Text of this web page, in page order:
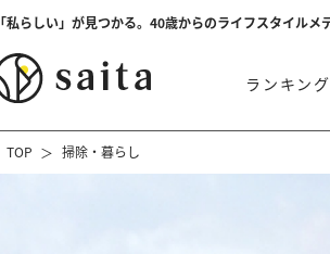
「私らしい」が見つかる。40歳からのライフスタイルメ
ランキング
TOP 掃除・暮らし